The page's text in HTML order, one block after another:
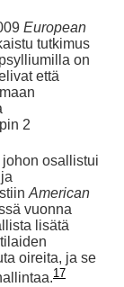
European
tutkimus
on
että
2
osallistui
American
vuonna
lisätä
oireita, ja se
17